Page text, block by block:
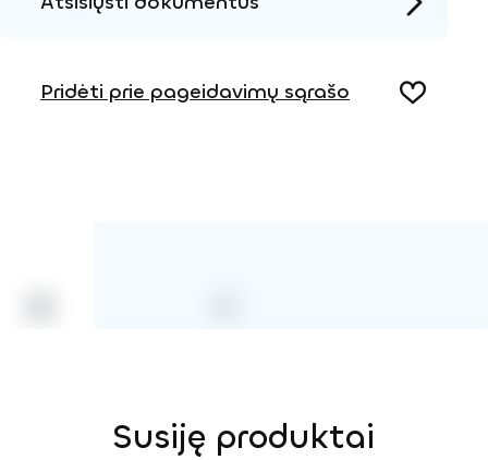
Pridėti prie pageidavimų sąrašo
Susiję produktai